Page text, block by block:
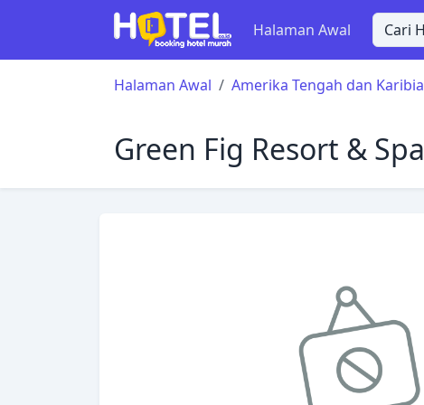
Halaman Awal
Halaman Awal Amerika Tengah dan Karibia
Green Fig Resort & Spa